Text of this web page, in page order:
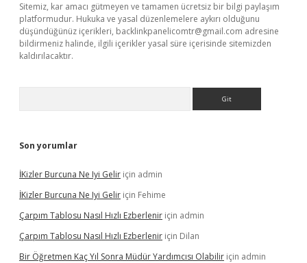
Sitemiz, kar amacı gütmeyen ve tamamen ücretsiz bir bilgi paylaşım
platformudur. Hukuka ve yasal düzenlemelere aykırı olduğunu
düşündüğünüz içerikleri, backlinkpanelicomtr@gmail.com adresine
bildirmeniz halinde, ilgili içerikler yasal süre içerisinde sitemizden
kaldırılacaktır.
Son yorumlar
İKizler Burcuna Ne Iyi Gelir için admin
İKizler Burcuna Ne Iyi Gelir için Fehime
Çarpım Tablosu Nasıl Hızlı Ezberlenir için admin
Çarpım Tablosu Nasıl Hızlı Ezberlenir için Dilan
Bir Öğretmen Kaç Yıl Sonra Müdür Yardımcısı Olabilir için admin